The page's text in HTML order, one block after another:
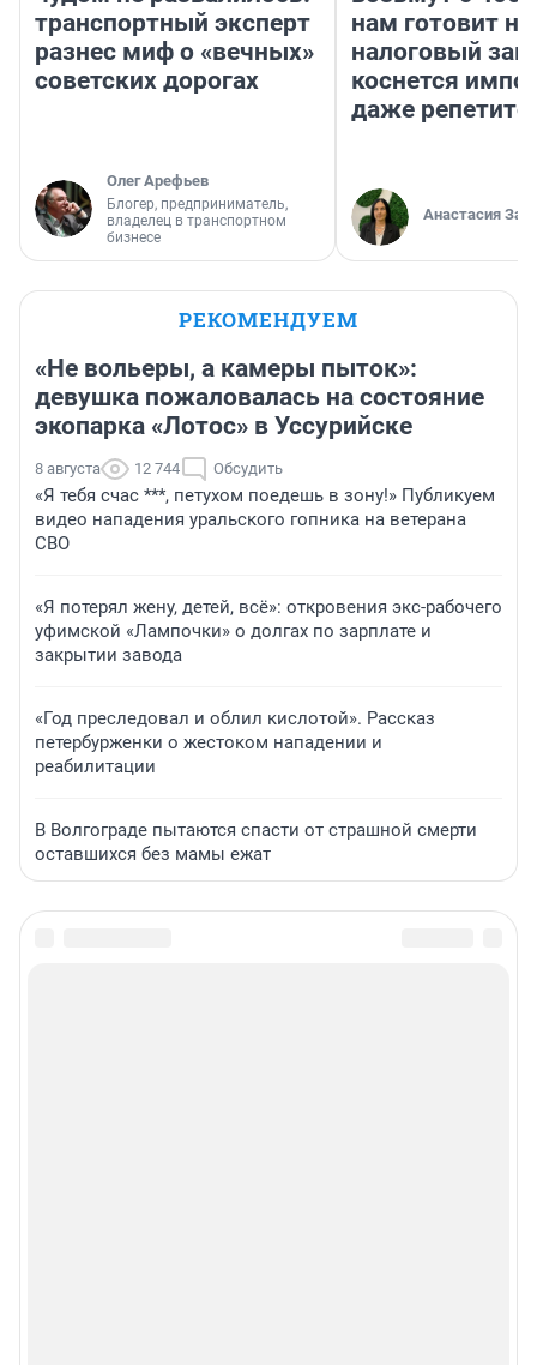
транспортный эксперт
разнес миф о «вечных»
советских дорогах
Олег Арефьев
Блогер, предприниматель,
владелец в транспортном
бизнесе
нам готовит
налоговый
коснется
даже
Анастасия
РЕКОМЕНДУЕМ
«Не вольеры, а камеры пыток»:
девушка пожаловалась на состояние
экопарка «Лотос» в Уссурийске
8 августа 12 744 Обсудить
«Я тебя счас ***, петухом поедешь в зону!» Публикуем
видео нападения уральского гопника на ветерана
СВО
«Я потерял жену, детей, всё»: откровения экс-рабочего
уфимской «Лампочки» о долгах по зарплате и
закрытии завода
«Год преследовал и облил кислотой». Рассказ
петербурженки о жестоком нападении и
реабилитации
В Волгограде пытаются спасти от страшной смерти
оставшихся без мамы ежат